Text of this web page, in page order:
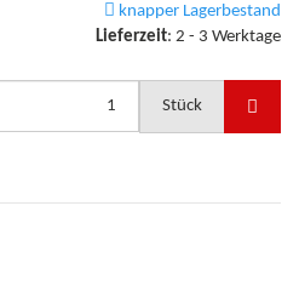
knapper Lagerbestand
Lieferzeit: 2 - 3 Werktage
Stück